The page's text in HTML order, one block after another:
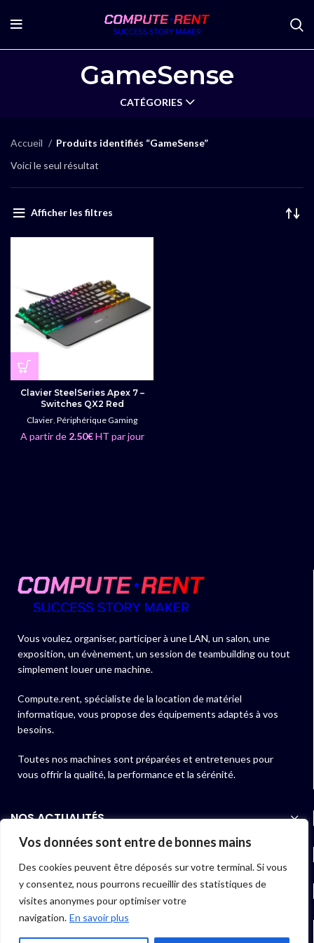
Vos données sont entre de bonnes mains
Des cookies peuvent être déposés sur votre terminal. Si vous
y consentez, nous pourrons recueillir des statistiques de
visites anonymes pour optimiser votre
navigation. En savoir plus
GameSense
CATÉGORIES
Accueil
Produits identifiés “GameSense”
Voici le seul résultat
Afficher les filtres
Clavier SteelSeries Apex 7 –
Switches QX2 Red
Clavier, Périphérique Gaming
A partir de 2.50€HT par jour
Vous voulez, organiser, participer à une LAN, un salon, une
exposition, un évènement, un session de teambuilding ou tout
simplement louer une machine.
Compute.rent, spécialiste de la location de matériel
informatique, vous propose des équipements adaptés à vos
besoins.
Toutes nos machines sont préparées et entretenues pour
vous offrir la qualité, la performance et la sérénité.
NOS ACTUALITÉS
LIENS UTILES
06 40 97 01 07